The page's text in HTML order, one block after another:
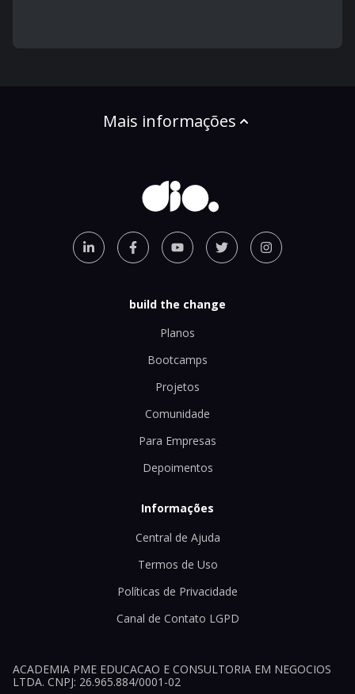
Mais informações
build the change
Planos
Bootcamps
Projetos
Comunidade
Para Empresas
Depoimentos
Informações
Central de Ajuda
Termos de Uso
Políticas de Privacidade
Canal de Contato LGPD
ACADEMIA PME EDUCACAO E CONSULTORIA EM NEGOCIOS
LTDA. CNPJ: 26.965.884/0001-02